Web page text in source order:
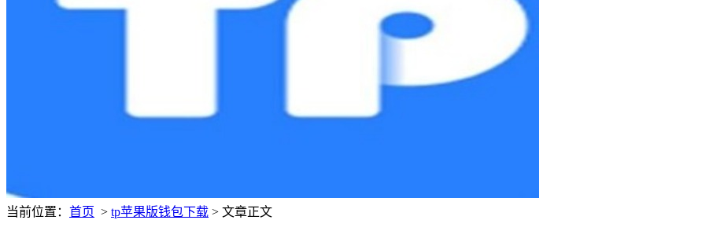
当前位置： 首页 > tp苹果版钱包下载 > 文章正文